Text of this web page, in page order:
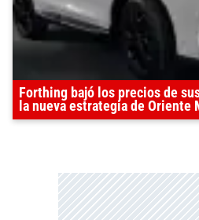
Forthing bajó los precios de
la nueva estrategia de Oriente